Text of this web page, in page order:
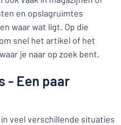
en opslagruimtes
waar wat ligt. Op die
snel het artikel of het
je naar op zoek bent.
- Een paar
veel verschillende situaties